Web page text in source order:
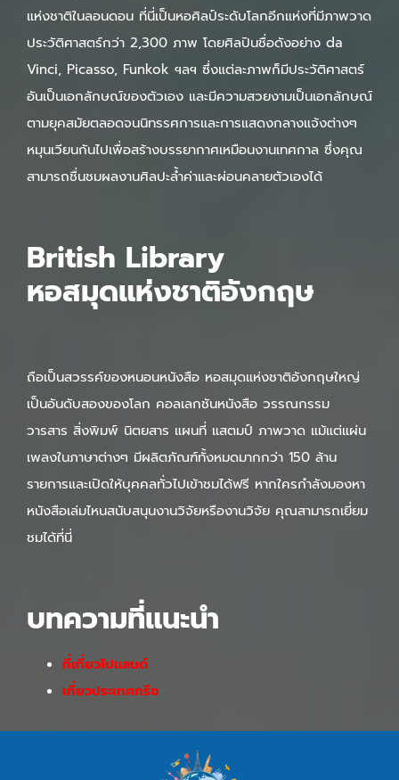
แห่งชาติในลอนดอน ที่นี่เป็นหอศิลป์ระดับโลกอีกแห่งที่มีภาพวาด
ประวัติศาสตร์กว่า 2,300 ภาพ โดยศิลปินชื่อดังอย่าง da
Vinci, Picasso, Funkok ฯลฯ ซึ่งแต่ละภาพก็มีประวัติศาสตร์
อันเป็นเอกลักษณ์ของตัวเอง และมีความสวยงามเป็นเอกลักษณ์
ตามยุคสมัยตลอดจนนิทรรศการและการแสดงกลางแจ้งต่างๆ
หมุนเวียนกันไปเพื่อสร้างบรรยากาศเหมือนงานเทศกาล ซึ่งคุณ
สามารถชื่นชมผลงานศิลปะล้ำค่าและผ่อนคลายตัวเองได้
British Library
หอสมุดแห่งชาติอังกฤษ
ถือเป็นสวรรค์ของหนอนหนังสือ หอสมุดแห่งชาติอังกฤษใหญ่
เป็นอันดับสองของโลก คอลเลกชันหนังสือ วรรณกรรม
วารสาร สิ่งพิมพ์ นิตยสาร แผนที่ แสตมป์ ภาพวาด แม้แต่แผ่น
เพลงในภาษาต่างๆ มีผลิตภัณฑ์ทั้งหมดมากกว่า 150 ล้าน
รายการและเปิดให้บุคคลทั่วไปเข้าชมได้ฟรี หากใครกำลังมองหา
หนังสือเล่มไหนสนับสนุนงานวิจัยหรืองานวิจัย คุณสามารถเยี่ยม
ชมได้ที่นี่
บทความที่แนะนำ
ที่เที่ยวโปแลนด์
เที่ยวประเทศกรีซ